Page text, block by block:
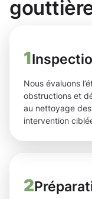
1
Nous évaluons
obstructions et
au nettoyage
intervention
2